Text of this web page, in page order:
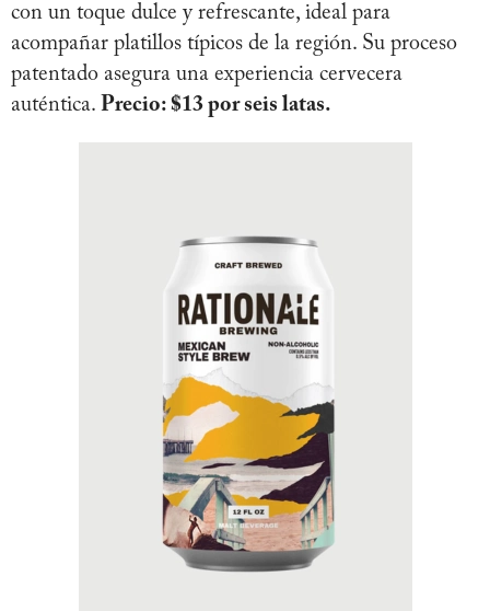
con un toque dulce y refrescante, ideal para
acompañar platillos típicos de la región. Su proceso
patentado asegura una experiencia cervecera
auténtica. Precio: $13 por seis latas.